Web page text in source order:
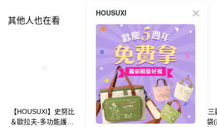
其他人也在看
【HOUSUXI】史努比
＆歐拉夫-多功能護照
【HOUSUXI】三麗鷗
系列-折疊旅行袋(款式
【HOUSUXI】三
系列-三層收納袋
HOUSUXI